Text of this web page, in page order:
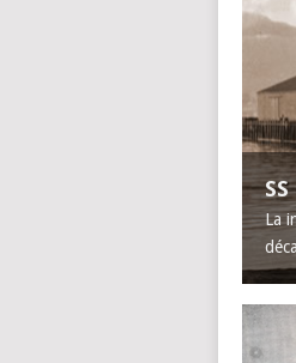
La